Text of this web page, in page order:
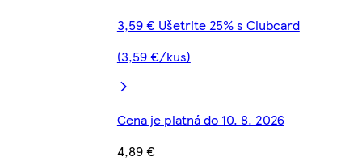
3,59 € Ušetrite 25% s Clubcard
(3,59 €/kus)
Cena je platná do 10. 8. 2026
4,89 €